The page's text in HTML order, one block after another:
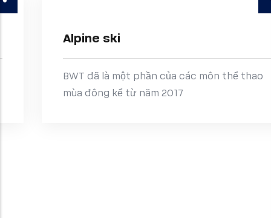
Alpine ski
BWT đã là một phần của các môn thể thao
mùa đông kể từ năm 2017